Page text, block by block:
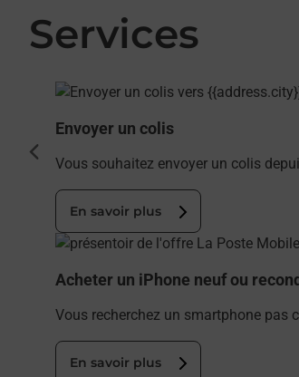
Services
En savoir plus
Envoyer un colis
Vous souhaitez envoyer un colis
En savoir plus
En savoir plus
Acheter un iPhone neuf ou
Vous recherchez un smartphone pas
En savoir plus